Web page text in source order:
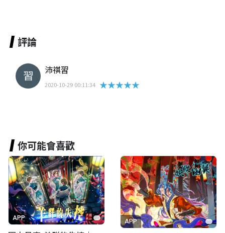
評論
沛祺習
2020-10-29 00:11:34 ★★★★★
你可能會喜歡
APP
APP